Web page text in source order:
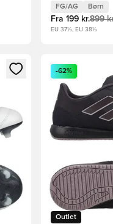
FG/AG Børn
Fra 199 kr.899
EU 37½, EU 38½
tilmelde dig som
Åbner en
Outlet
-62%